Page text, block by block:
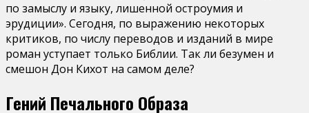
по замыслу и языку, лишенной остроумия и
эрудиции». Сегодня, по выражению некоторых
критиков, по числу переводов и изданий в мире
роман уступает только Библии. Так ли безумен и
смешон Дон Кихот на самом деле?
Гений Печального Образа